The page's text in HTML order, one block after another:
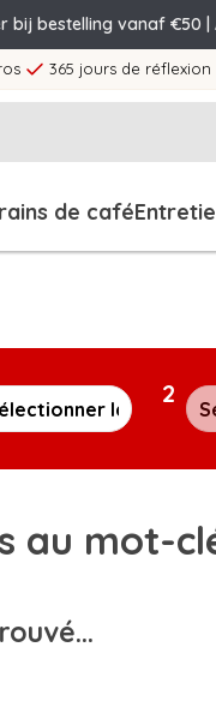
bij bestelling vanaf €50
365 jours de réflexion
de café
2
au mot-